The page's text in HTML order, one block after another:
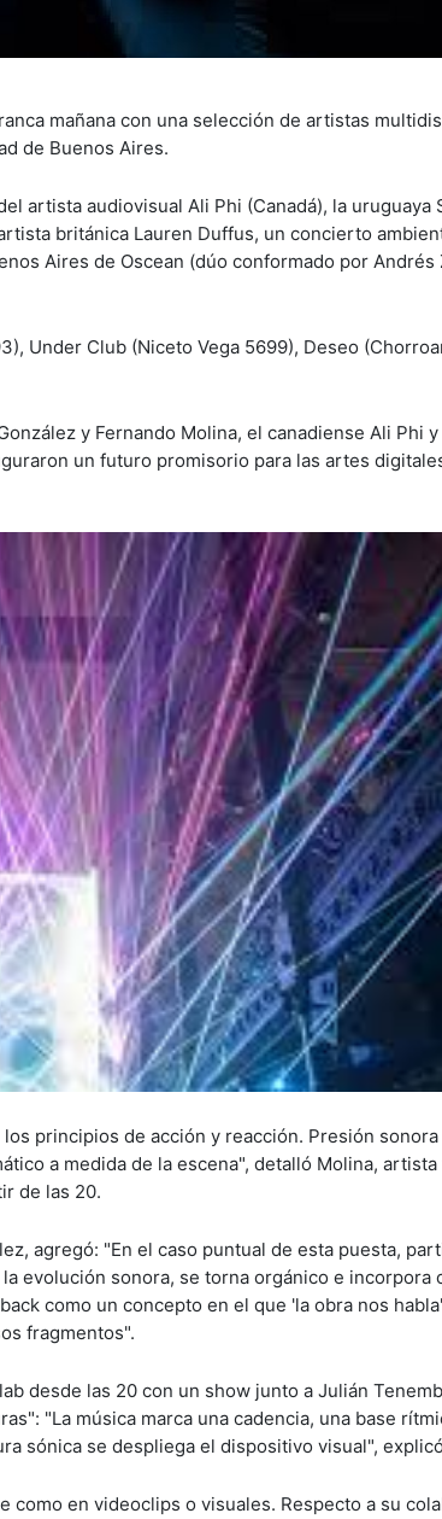
mañana con una selección de artistas
de Buenos Aires.
artista audiovisual Ali Phi (Canadá), la uruguaya
británica Lauren Duffus, un concierto
Aires de Oscean (dúo conformado por Andrés
Under Club (Niceto Vega 5699), Deseo
y Fernando Molina, el canadiense Ali Phi
un futuro promisorio para las artes
principios de acción y reacción. Presión
a medida de la escena", detalló Molina, artista
de las 20.
agregó: "En el caso puntual de esta puesta,
evolución sonora, se torna orgánico e incorpora
como un concepto en el que 'la obra nos
fragmentos".
desde las 20 con un show junto a Julián
"La música marca una cadencia, una base
sónica se despliega el dispositivo visual",
como en videoclips o visuales. Respecto a su